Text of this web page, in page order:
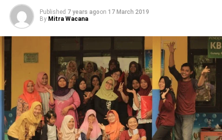
Published 7 years agoon 17 March 2019
By Mitra Wacana